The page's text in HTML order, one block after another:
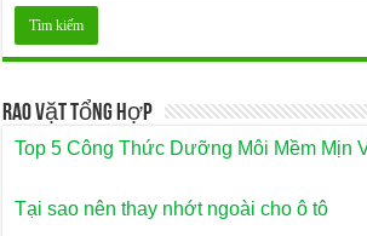
Rao Vặt Tổng Hợp
Top 5 Công Thức Dưỡng Môi Mềm Mịn
Tại sao nên thay nhớt ngoài cho ô tô